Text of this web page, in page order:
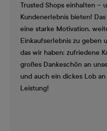
Trusted Shops einhalten –
Kundenerlebnis bieten!
eine starke Motivation,
Einkaufserlebnis zu geben
das wir haben: zufriedene
großes Dankeschön an
und auch ein dickes Lob
Leistung!